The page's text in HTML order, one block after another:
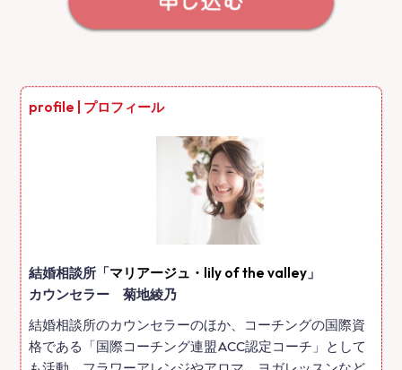
profile | プロフィール
結婚相談所「マリアージュ・lily of the valley 」
カウンセラー 菊地綾乃
結婚相談所のカウンセラーのほか、コーチングの国際資
格である「国際コーチング連盟ACC認定コーチ」として